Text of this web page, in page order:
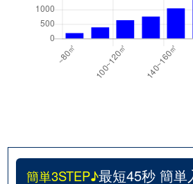
簡単3STEP♪最短45秒 簡単